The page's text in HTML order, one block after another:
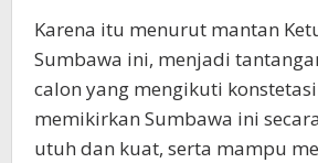
Karena itu menurut mantan
Sumbawa ini, menjadi
calon yang mengikuti
memikirkan Sumbawa ini
utuh dan kuat, serta mampu